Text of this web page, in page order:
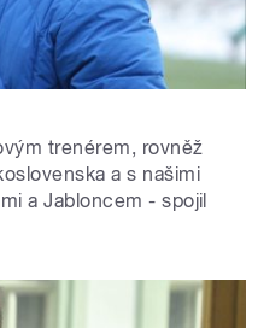
trenérem, rovněž
a s našimi
a Jabloncem - spojil